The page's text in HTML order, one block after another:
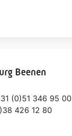
Beenen
(0)51 346 95 00
426 12 80